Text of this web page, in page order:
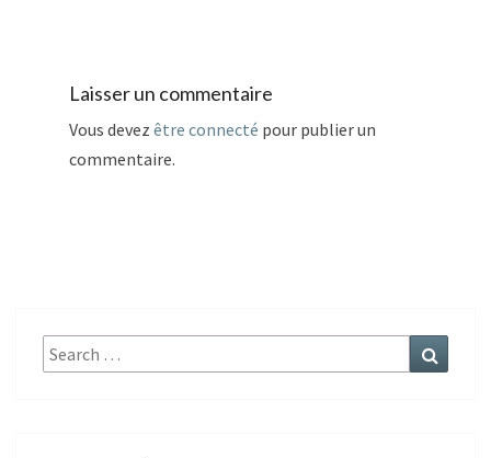
Laisser un commentaire
Vous devez être connecté pour publier un
commentaire.
Search
for: